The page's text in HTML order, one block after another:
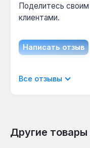
Поделитесь
клиентами.
Написать отзыв
Отображать
Все отзывы
Другие товары